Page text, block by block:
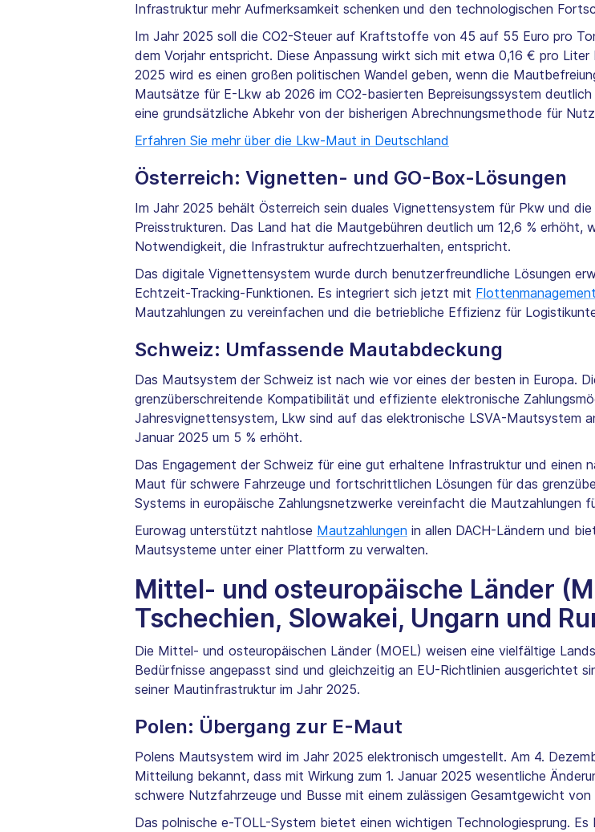
Infrastruktur mehr Aufmerksamkeit schenken und den technologischen
Im Jahr 2025 soll die CO2-Steuer auf Kraftstoffe von 45 auf 55 Euro pro
dem Vorjahr entspricht. Diese Anpassung wirkt sich mit etwa 0,16 € pro
2025 wird es einen großen politischen Wandel geben, wenn die
Mautsätze für E-Lkw ab 2026 im CO2-basierten Bepreisungssystem
eine grundsätzliche Abkehr von der bisherigen Abrechnungsmethode für
Erfahren Sie mehr über die Lkw-Maut in Deutschland
Österreich: Vignetten- und GO-Box-Lösungen
Im Jahr 2025 behält Österreich sein duales Vignettensystem für Pkw und
Preisstrukturen. Das Land hat die Mautgebühren deutlich um 12,6 %
Notwendigkeit, die Infrastruktur aufrechtzuerhalten, entspricht.
Das digitale Vignettensystem wurde durch benutzerfreundliche Lösungen
Echtzeit-Tracking-Funktionen. Es integriert sich jetzt mit
Mautzahlungen zu vereinfachen und die betriebliche Effizienz für
Schweiz: Umfassende Mautabdeckung
Das Mautsystem der Schweiz ist nach wie vor eines der besten in Europa.
grenzüberschreitende Kompatibilität und effiziente elektronische
Jahresvignettensystem, Lkw sind auf das elektronische LSVA-Mautsystem
Januar 2025 um 5 % erhöht.
Das Engagement der Schweiz für eine gut erhaltene Infrastruktur und einen
Maut für schwere Fahrzeuge und fortschrittlichen Lösungen für das
Systems in europäische Zahlungsnetzwerke vereinfacht die Mautzahlungen
Eurowag unterstützt nahtlose Mautzahlungen in allen DACH-Ländern und
Mautsysteme unter einer Plattform zu verwalten.
Mittel- und osteuropäische Länder
Tschechien, Slowakei, Ungarn und
Die Mittel- und osteuropäischen Länder (MOEL) weisen eine vielfältige
Bedürfnisse angepasst sind und gleichzeitig an EU-Richtlinien ausgerichtet
seiner Mautinfrastruktur im Jahr 2025.
Polen: Übergang zur E-Maut
Polens Mautsystem wird im Jahr 2025 elektronisch umgestellt. Am 4.
Mitteilung bekannt, dass mit Wirkung zum 1. Januar 2025 wesentliche
schwere Nutzfahrzeuge und Busse mit einem zulässigen Gesamtgewicht
Das polnische e-TOLL-System bietet einen wichtigen Technologiesprung.